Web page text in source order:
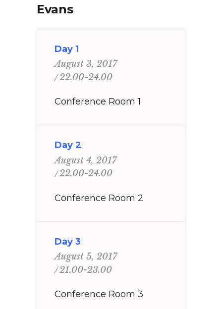
Evans
Day 1
August 3, 2017
22.00-24.00
Conference Room 1
Day 2
August 4, 2017
22.00-24.00
Conference Room 2
Day 3
August 5, 2017
21.00-23.00
Conference Room 3